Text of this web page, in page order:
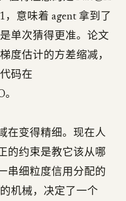
意味着 agent 拿到了
单次猜得更准。论文
度估计的方差缩减，
码在
在变得精细。现在人
的约束是教它该从哪
串细粒度信用分配的
机械，决定了一个